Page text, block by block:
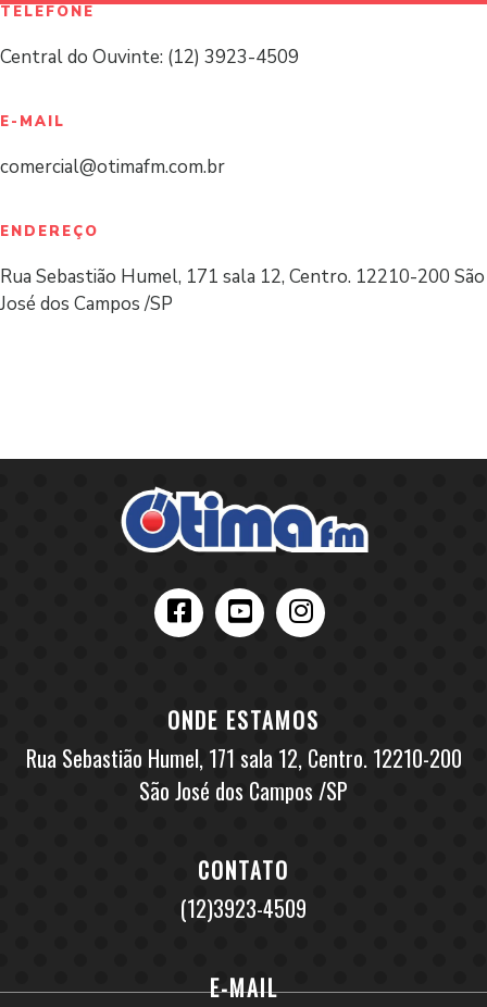
TELEFONE
Central do Ouvinte: (12) 3923-4509
E-MAIL
comercial@otimafm.com.br
ENDEREÇO
Rua Sebastião Humel, 171 sala 12, Centro. 12210-200 São
José dos Campos /SP
ONDE ESTAMOS
Rua Sebastião Humel, 171 sala 12, Centro. 12210-200
São José dos Campos /SP
CONTATO
(12)3923-4509
E-MAIL